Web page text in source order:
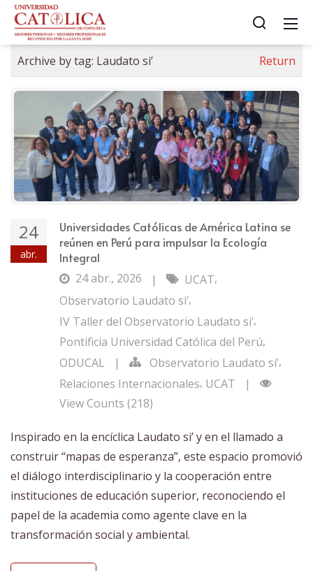
Archive by tag: Laudato si’ Return
24
abr.
Universidades Católicas de América Latina se
reúnen en Perú para impulsar la Ecología
Integral
24 abr., 2026
| UCAT,
Observatorio Laudato si’,
IV Taller del Observatorio Laudato si’,
Pontificia Universidad Católica del Perú,
ODUCAL
| Observatorio Laudato si’,
Relaciones Internacionales, UCAT
|
View Counts (218)
Inspirado en la encíclica Laudato si’ y en el llamado a
construir “mapas de esperanza”, este espacio promovió
el diálogo interdisciplinario y la cooperación entre
instituciones de educación superior, reconociendo el
papel de la academia como agente clave en la
transformación social y ambiental.